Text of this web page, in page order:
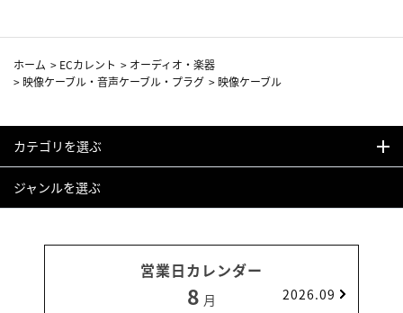
ホーム > ECカレント > オーディオ・楽器
> 映像ケーブル・音声ケーブル・プラグ > 映像ケーブル
カテゴリを選ぶ
ジャンルを選ぶ
営業日カレンダー
8 月 2026.09